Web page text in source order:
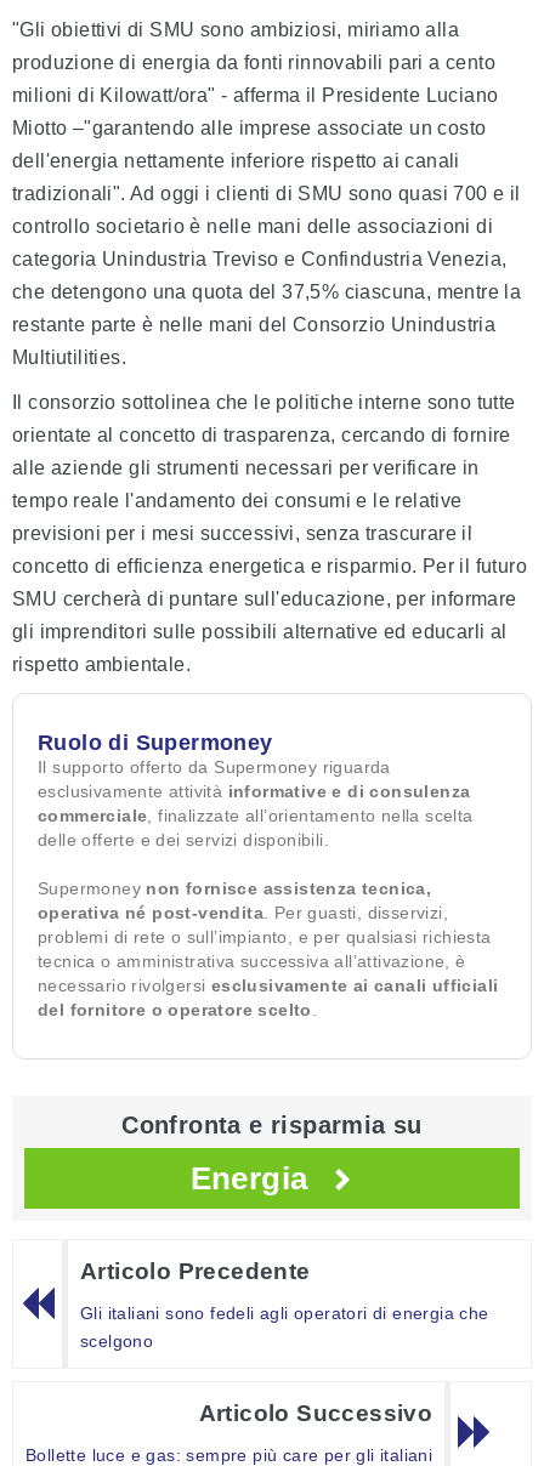
"Gli obiettivi di SMU sono ambiziosi, miriamo alla
produzione di energia da fonti rinnovabili pari a cento
milioni di Kilowatt/ora" - afferma il Presidente Luciano
Miotto –"garantendo alle imprese associate un costo
dell'energia nettamente inferiore rispetto ai canali
tradizionali". Ad oggi i clienti di SMU sono quasi 700 e il
controllo societario è nelle mani delle associazioni di
categoria Unindustria Treviso e Confindustria Venezia,
che detengono una quota del 37,5% ciascuna, mentre la
restante parte è nelle mani del Consorzio Unindustria
Multiutilities.
Il consorzio sottolinea che le politiche interne sono tutte
orientate al concetto di trasparenza, cercando di fornire
alle aziende gli strumenti necessari per verificare in
tempo reale l'andamento dei consumi e le relative
previsioni per i mesi successivi, senza trascurare il
concetto di efficienza energetica e risparmio. Per il futuro
SMU cercherà di puntare sull'educazione, per informare
gli imprenditori sulle possibili alternative ed educarli al
rispetto ambientale.
Ruolo di Supermoney
Il supporto offerto da Supermoney riguarda
esclusivamente attività informative e di consulenza
commerciale , finalizzate all’orientamento nella scelta
delle offerte e dei servizi disponibili.
Supermoney non fornisce assistenza tecnica,
operativa né post-vendita . Per guasti, disservizi,
problemi di rete o sull’impianto, e per qualsiasi richiesta
tecnica o amministrativa successiva all’attivazione, è
necessario rivolgersi esclusivamente ai canali ufficiali
del fornitore o operatore scelto
Confronta e risparmia su
Energia
Articolo Precedente
Gli italiani sono fedeli agli operatori di energia che
scelgono
Articolo Successivo
Bollette luce e gas: sempre più care per gli italiani